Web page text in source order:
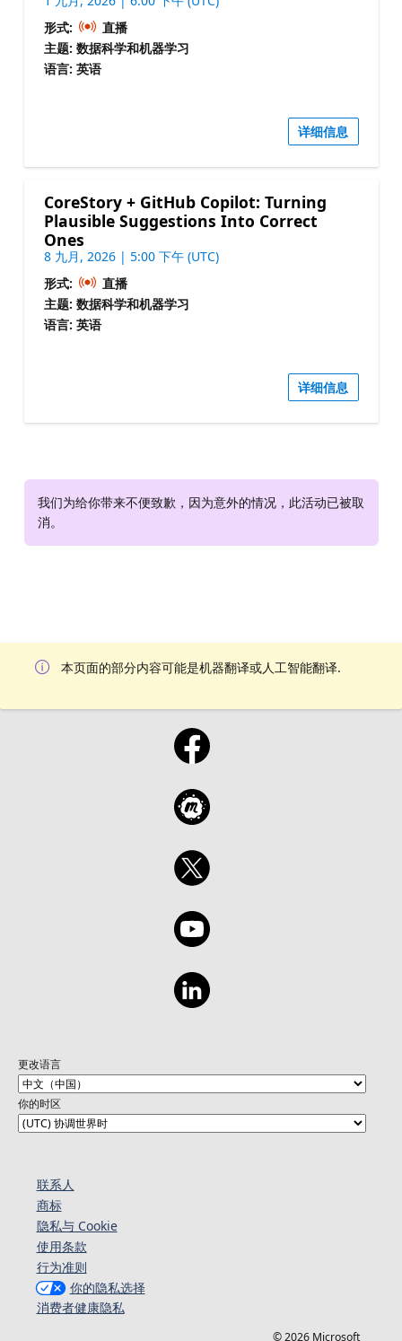
形式:
直播
主题: 数据科学和机器学习
语言: 英语
详细信息
CoreStory + GitHub Copilot: Turning
Plausible Suggestions Into Correct
Ones
8 九月, 2026 | 5:00 下午 (UTC)
形式:
直播
主题: 数据科学和机器学习
语言: 英语
详细信息
我们为给你带来不便致歉，因为意外的情况，此活动已被取
消。
本页面的部分内容可能是机器翻译或人工智能翻译.
更改语言
你的时区
联系人
商标
隐私与 Cookie
使用条款
行为准则
你的隐私选择
消费者健康隐私
© 2026 Microsoft